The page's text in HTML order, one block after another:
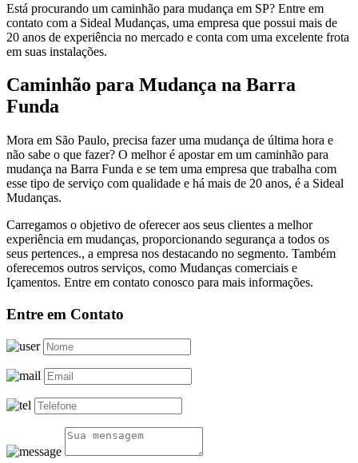
Está procurando um caminhão para mudança em SP? Entre em
contato com a Sideal Mudanças, uma empresa que possui mais de
20 anos de experiência no mercado e conta com uma excelente frota
em suas instalações.
Caminhão para Mudança na Barra
Funda
Mora em São Paulo, precisa fazer uma mudança de última hora e
não sabe o que fazer? O melhor é apostar em um caminhão para
mudança na Barra Funda e se tem uma empresa que trabalha com
esse tipo de serviço com qualidade e há mais de 20 anos, é a Sideal
Mudanças.
Carregamos o objetivo de oferecer aos seus clientes a melhor
experiência em mudanças, proporcionando segurança a todos os
seus pertences., a empresa nos destacando no segmento. Também
oferecemos outros serviços, como Mudanças comerciais e
Içamentos. Entre em contato conosco para mais informações.
Entre em Contato